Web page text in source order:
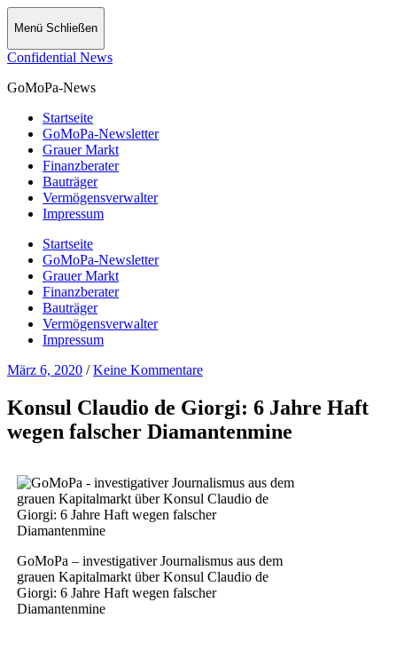
Menü Schließen
Confidential News
GoMoPa-News
Startseite
GoMoPa-Newsletter
Grauer Markt
Finanzberater
Bauträger
Vermögensverwalter
Impressum
Startseite
GoMoPa-Newsletter
Grauer Markt
Finanzberater
Bauträger
Vermögensverwalter
Impressum
März 6, 2020 / Keine Kommentare
Konsul Claudio de Giorgi: 6 Jahre Haft
wegen falscher Diamantenmine
GoMoPa – investigativer Journalismus aus dem
grauen Kapitalmarkt über Konsul Claudio de
Giorgi: 6 Jahre Haft wegen falscher
Diamantenmine